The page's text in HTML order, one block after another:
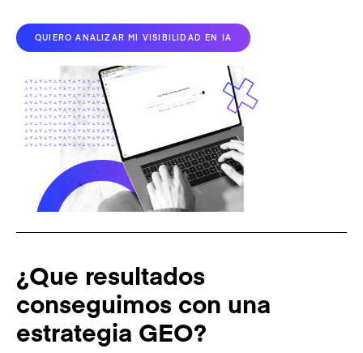
QUIERO ANALIZAR MI VISIBILIDAD EN IA
¿Que resultados
conseguimos con una
estrategia GEO?